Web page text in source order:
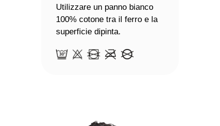
Utilizzare un panno bianco
100% cotone tra il ferro e la
superficie dipinta.